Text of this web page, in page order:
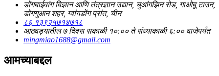
डोंगबाईवांग विज्ञान आणि तंत्रज्ञान उद्यान, चुआंगझिन रोड, गाओबू टाउन,
डोंगगुआन शहर, ग्वांगडोंग प्रांत, चीन
८६ १३९२५७१४७१८
आठवड्यातील ७ दिवस सकाळी १०:०० ते संध्याकाळी ६:०० वाजेपर्यंत
mingmiao1688@gmail.com
आमच्याबद्दल